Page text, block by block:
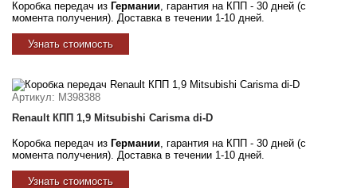
Коробка передач из Германии , гарантия на КПП - 30 дней (с
момента получения). Доставка в течении 1-10 дней.
Узнать стоимость
Артикул: M398388
Renault КПП 1,9 Mitsubishi Carisma di-D
Коробка передач из Германии , гарантия на КПП - 30 дней (с
момента получения). Доставка в течении 1-10 дней.
Узнать стоимость